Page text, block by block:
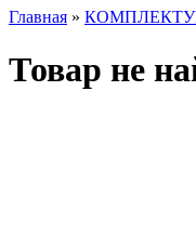
Главная »
Товар не